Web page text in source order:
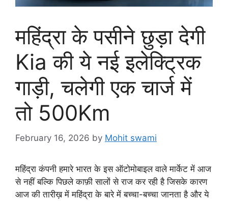
महिंद्रा के पसीने छुड़ा देगी
Kia की ये नई इलेक्ट्रिक
गाड़ी, चलेगी एक चार्ज में
तो 500Km
February 16, 2026 by Mohit swami
महिंद्रा कंपनी हमारे भारत के इस ऑटोमोबाइल वाले मार्केट में आज
से नहीं बल्कि पिछले काफ़ी सालों से राज कर रही है जिसके कारण
आज की तारीख़ में महिंद्रा के बारे में बच्चा-बच्चा जानता है और ये